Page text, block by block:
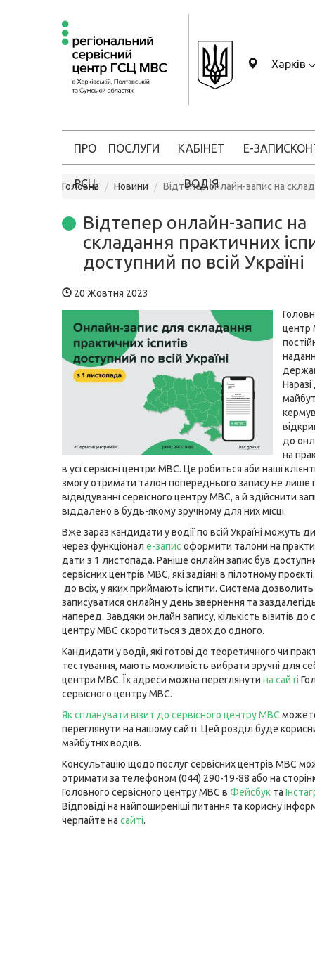
Харків
ПРО
РСЦ
ПОСЛУГИ КАБІНЕТ
ВОДІЯ
Е-ЗАПИС
Головна Новини Відтепер онлайн-запис на
Відтепер онлайн-запис на
складання практичних
доступний по всій Україні
20 Жовтня 2023
центр
до
на
в усі сервісні центри МВС. Це робиться аби наші
змогу отримати талон попереднього запису не лише
відвідуванні сервісного центру МВС, а й здійснити
віддалено в будь-якому зручному для них місці.
Вже зараз кандидати у водії по всій Україні можуть
через функціонал е-запис оформити талони на
дати з 1 листопада. Раніше онлайн запис був
сервісних центрів МВС, які задіяні в пілотному
до всіх, у яких приймають іспити. Система дозволить
записуватися онлайн у день звернення та
наперед. Завдяки онлайн запису, кількість візитів до
центру МВС скоротиться з двох до одного.
Кандидати у водії, які готові до теоретичного чи
тестування, мають можливість вибрати зручні для
центри МВС. Їх адреси можна переглянути на сайті
сервісного центру МВС.
Як спланувати візит до сервісного центру МВС
переглянути на нашому сайті. Цей розділ буде
майбутніх водіїв.
Консультацію щодо послуг сервісних центрів МВС
отримати за телефоном (044) 290-19-88 або на
Головного сервісного центру МВС в Фейсбук та
Відповіді на найпоширеніші питання та корисну
черпайте на сайті.